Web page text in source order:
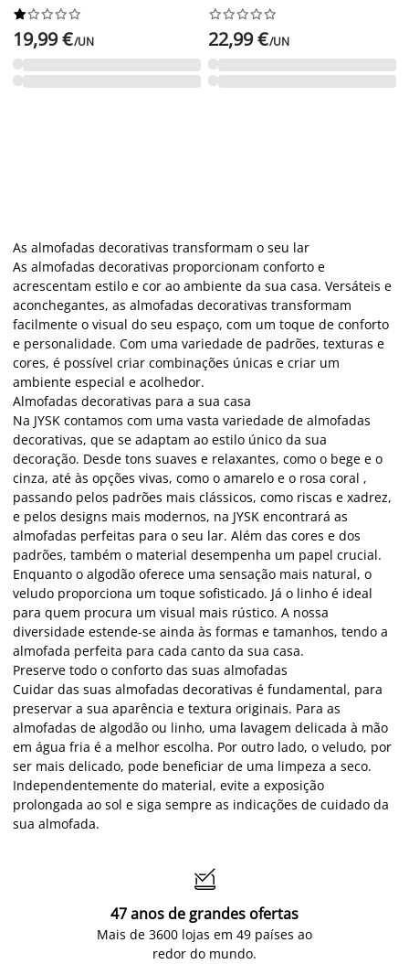






19,99 €/UN






22,99 €/UN
As almofadas decorativas transformam o seu lar
As almofadas decorativas proporcionam conforto e
acrescentam estilo e cor ao ambiente da sua casa. Versáteis e
aconchegantes, as almofadas decorativas transformam
facilmente o visual do seu espaço, com um toque de conforto
e personalidade. Com uma variedade de padrões, texturas e
cores, é possível criar combinações únicas e criar um
ambiente especial e acolhedor.
Almofadas decorativas para a sua casa
Na JYSK contamos com uma vasta variedade de almofadas
decorativas, que se adaptam ao estilo único da sua
decoração. Desde tons suaves e relaxantes, como o bege e o
cinza, até às opções vivas, como o amarelo e o rosa coral ,
passando pelos padrões mais clássicos, como riscas e xadrez,
e pelos designs mais modernos, na JYSK encontrará as
almofadas perfeitas para o seu lar. Além das cores e dos
padrões, também o material desempenha um papel crucial.
Enquanto o algodão oferece uma sensação mais natural, o
veludo proporciona um toque sofisticado. Já o linho é ideal
para quem procura um visual mais rústico. A nossa
diversidade estende-se ainda às formas e tamanhos, tendo a
almofada perfeita para cada canto da sua casa.
Preserve todo o conforto das suas almofadas
Cuidar das suas almofadas decorativas é fundamental, para
preservar a sua aparência e textura originais. Para as
almofadas de algodão ou linho, uma lavagem delicada à mão
em água fria é a melhor escolha. Por outro lado, o veludo, por
ser mais delicado, pode beneficiar de uma limpeza a seco.
Independentemente do material, evite a exposição
prolongada ao sol e siga sempre as indicações de cuidado da
sua almofada.

47 anos de grandes ofertas
Mais de 3600 lojas em 49 países ao
redor do mundo.